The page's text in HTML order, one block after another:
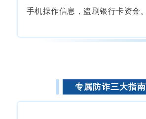
手机操作信息，盗刷银行卡资金。
专属防诈三大指南